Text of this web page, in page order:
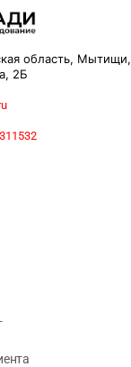
область, Мытищи,
2Б